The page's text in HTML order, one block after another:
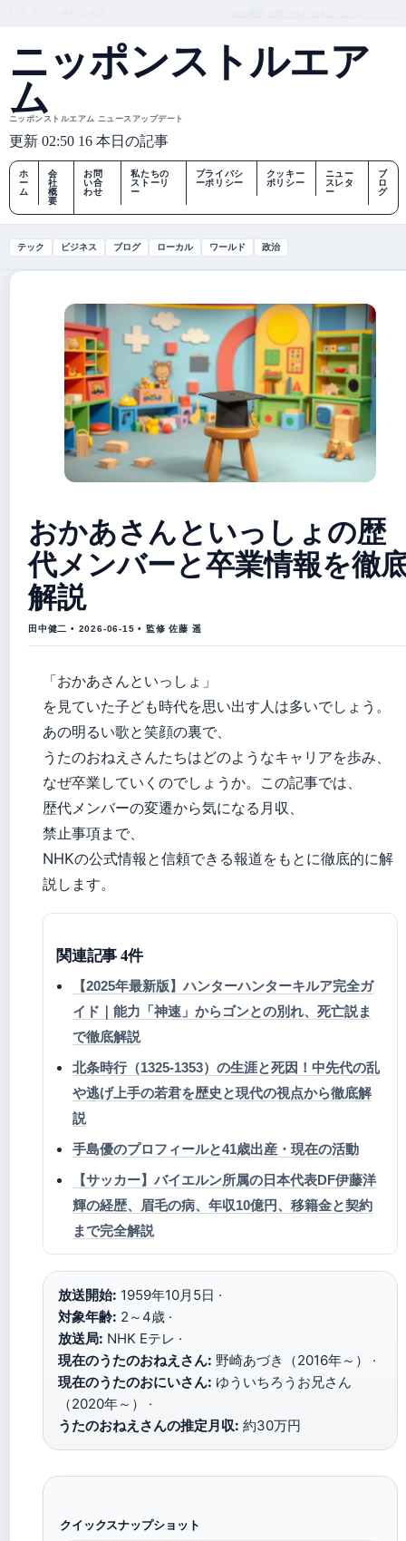
ニッポンストルエア
ム
ニッポンストルエアム ニュースアップデート
更新 02:50 16 本日の記事
ホ
ー
ム
会
社
概
要
お問
い合
わせ
私たちの
ストーリ
ー
プライバシ
ーポリシー
クッキー
ポリシー
ニュー
スレタ
ー
ブ
ロ
グ
テック ビジネス ブログ ローカル ワールド 政治
おかあさんといっしょの歴
代メンバーと卒業情報を徹
解説
田中健二 • 2026-06-15 • 監修 佐藤 遥
「おかあさんといっしょ」
を見ていた子ども時代を思い出す人は多いでしょう。
あの明るい歌と笑顔の裏で、
うたのおねえさんたちはどのようなキャリアを歩み、
なぜ卒業していくのでしょうか。この記事では、
歴代メンバーの変遷から気になる月収、
禁止事項まで、
NHKの公式情報と信頼できる報道をもとに徹底的に解
説します。
関連記事 4件
【2025年最新版】ハンターハンターキルア完全ガ
イド｜能力「神速」からゴンとの別れ、死亡説ま
で徹底解説
北条時行（1325-1353）の生涯と死因！中先代の乱
や逃げ上手の若君を歴史と現代の視点から徹底解
説
手島優のプロフィールと41歳出産・現在の活動
【サッカー】バイエルン所属の日本代表DF伊藤洋
輝の経歴、眉毛の病、年収10億円、移籍金と契約
まで完全解説
放送開始: 1959年10月5日 ·
対象年齢: 2～4歳 ·
放送局: NHK Eテレ ·
現在のうたのおねえさん: 野崎あづき（2016年～） ·
現在のうたのおにいさん: ゆういちろうお兄さん
（2020年～） ·
うたのおねえさんの推定月収: 約30万円
クイックスナップショット